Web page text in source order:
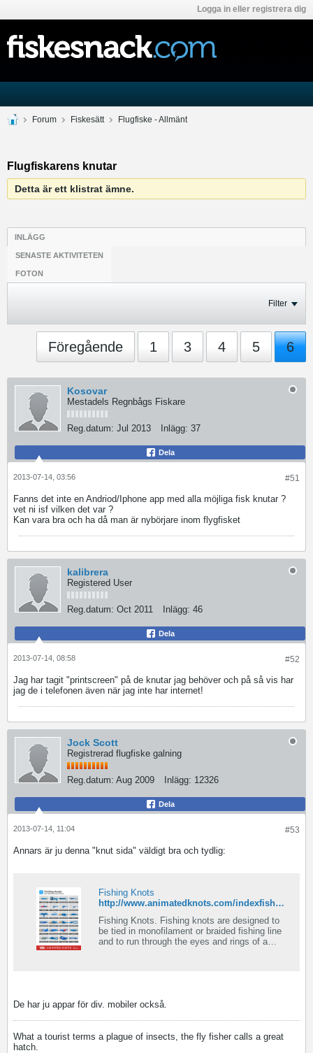
Logga in eller registrera dig
Forum Fiskesätt Flugfiske - Allmänt
Flugfiskarens knutar
Detta är ett klistrat ämne.
INLÄGG
SENASTE AKTIVITETEN
FOTON
Filter
Föregående 1 3 4 5 6
Kosovar
Mestadels Regnbågs Fiskare
Reg.datum: Jul 2013 Inlägg: 37
Dela
#51
2013-07-14, 03:56
Fanns det inte en Andriod/Iphone app med alla möjliga fisk knutar ?
vet ni isf vilken det var ?
Kan vara bra och ha då man är nybörjare inom flygfisket
kalibrera
Registered User
Reg.datum: Oct 2011 Inlägg: 46
Dela
#52
2013-07-14, 08:58
Jag har tagit "printscreen" på de knutar jag behöver och på så vis har
jag de i telefonen även när jag inte har internet!
Jock Scott
Registrerad flugfiske galning
Reg.datum: Aug 2009 Inlägg: 12326
Dela
#53
2013-07-14, 11:04
Annars är ju denna "knut sida" väldigt bra och tydlig:
Fishing Knots
http://www.animatedknots.com/indexfishing.php
Fishing Knots. Fishing knots are designed to
be tied in monofilament or braided fishing line
and to run through the eyes and rings of a
De har ju appar för div. mobiler också.
What a tourist terms a plague of insects, the fly fisher calls a great
hatch.